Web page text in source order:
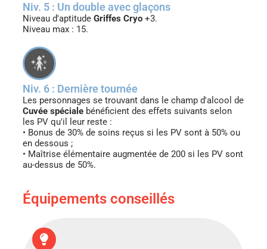
Niv. 5 : Un double avec glaçons
Niveau d'aptitude Griffes Cryo +3.
Niveau max : 15.
Niv. 6 : Dernière tournée
Les personnages se trouvant dans le champ d'alcool de
Cuvée spéciale bénéficient des effets suivants selon
les PV qu'il leur reste :
• Bonus de 30% de soins reçus si les PV sont à 50% ou
en dessous ;
• Maîtrise élémentaire augmentée de 200 si les PV sont
au-dessus de 50%.
Équipements conseillés